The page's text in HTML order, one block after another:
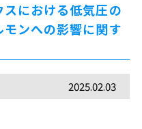
における低気圧の
ンへの影響に関す
2025.02.03